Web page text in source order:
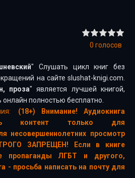
0 голосов
" Слушать цикл книг без
на сайте slushat-knigi.com.
проза" является лучшей книгой,
полностью бесплатно.
(18+) Внимание! Аудиокнига
контент только для
несовершеннолетних просмотр
ЗАПРЕЩЕН! Если в книге
пропаганды ЛГБТ и другого,
- просьба написать на почту для